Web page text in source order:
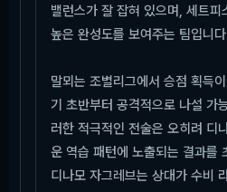
밸런스가 잘 잡혀 있으며, 세트피
높은 완성도를 보여주는 팀입니
말뫼는 조별리그에서 승점 획득
기 초반부터 공격적으로 나설 가
러한 적극적인 전술은 오히려 디
운 역습 패턴에 노출되는 결과를
디나모 자그레브는 상대가 수비